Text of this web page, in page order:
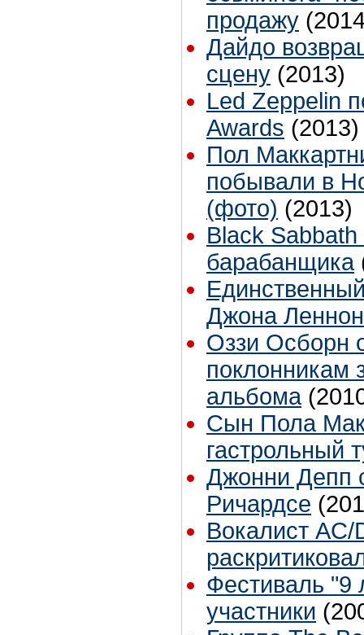
продажу
Дайдо
сцену (2013)
Led Zeppelin
Awards (2013)
Пол
побывали в
(фото) (2013)
Black Sabbath
барабанщика
Джона
Оззи Осборн
поклонникам
альбома
Сын Пола
гастрольный
Джонни Депп
Ричардсе
Вокалист AC/
Фестиваль "9
участники